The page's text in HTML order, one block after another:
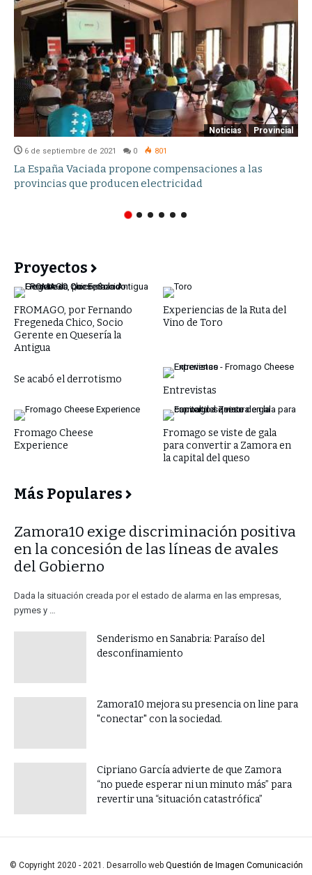
Noticias Provincial
6 de septiembre de 2021 0 801
La España Vaciada propone compensaciones a las
provincias que producen electricidad
Proyectos
FROMAGO, por Fernando
Fregeneda Chico, Socio
Gerente en Quesería la
Antigua
Experiencias de la Ruta del
Vino de Toro
Se acabó el derrotismo
Entrevistas
Fromago Cheese
Experience
Fromago se viste de gala
para convertir a Zamora en
la capital del queso
Más Populares
​Zamora10 exige discriminación positiva
en la concesión de las líneas de avales
del Gobierno
Dada la situación creada por el estado de alarma en las empresas,
pymes y …
Senderismo en Sanabria: Paraíso del
desconfinamiento
Zamora10 mejora su presencia on line para
"conectar" con la sociedad.
​Cipriano García advierte de que Zamora
“no puede esperar ni un minuto más” para
revertir una “situación catastrófica”
© Copyright 2020 - 2021. Desarrollo web Questión de Imagen Comunicación